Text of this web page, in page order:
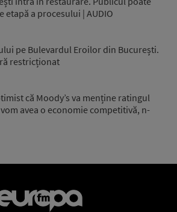
a procesului | AUDIO
pe Bulevardul Eroilor din București.
restricționat
că Moody’s va menține ratingul
avea o economie competitivă, n-